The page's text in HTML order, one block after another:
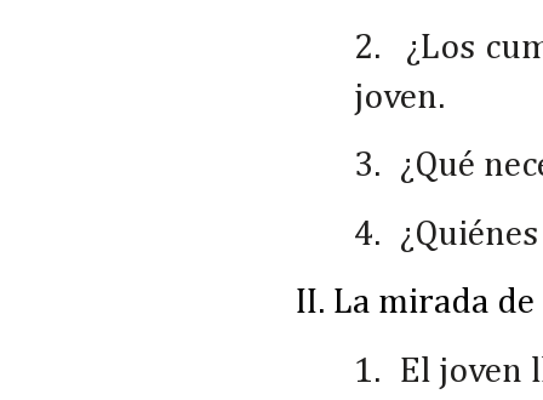
2.
¿Los
joven.
3. ¿Qué
4.
II. La mirada de
1. El joven